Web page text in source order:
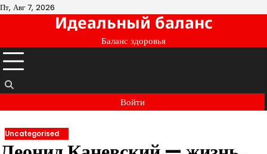
Перейти
Пт, Авг 7, 2026
Идеальный баланс
Баланс здоровья
Войти
Uncategorised